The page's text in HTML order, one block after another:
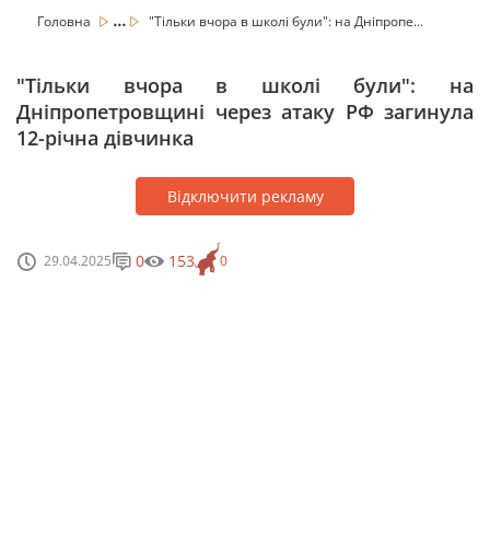
Головна ... "Тільки вчора в школі були": на Дніпропе...
"Тільки вчора в школі були": на
Дніпропетровщині через атаку РФ загинула
12-річна дівчинка
Відключити рекламу
29.04.2025 0
0 153